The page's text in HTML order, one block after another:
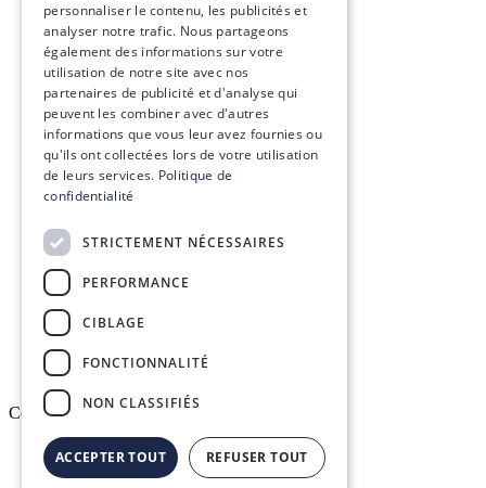
Nos engagements
Le groupe Conex
Recrutement
Ressources
Espace client DELTAPASS
Copyright © 2026. All rights reserved.
personnaliser le contenu, les publicités et
analyser notre trafic. Nous partageons
également des informations sur votre
utilisation de notre site avec nos
partenaires de publicité et d'analyse qui
peuvent les combiner avec d'autres
informations que vous leur avez fournies ou
qu'ils ont collectées lors de votre utilisation
de leurs services. Politique de
confidentialité
STRICTEMENT NÉCESSAIRES
PERFORMANCE
CIBLAGE
FONCTIONNALITÉ
NON CLASSIFIÉS
ACCEPTER TOUT REFUSER TOUT